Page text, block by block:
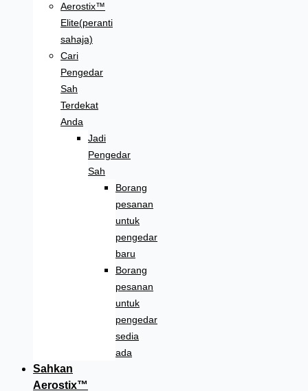
Aerostix™
Elite(peranti
sahaja)
Cari
Pengedar
Sah
Terdekat
Anda
Jadi
Pengedar
Sah
Borang
pesanan
untuk
pengedar
baru
Borang
pesanan
untuk
pengedar
sedia
ada
Sahkan
Aerostix™